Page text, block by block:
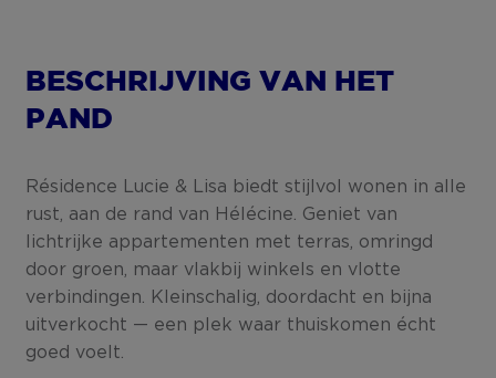
BESCHRIJVING VAN HET
PAND
Résidence Lucie & Lisa biedt stijlvol wonen in alle
rust, aan de rand van Hélécine. Geniet van
lichtrijke appartementen met terras, omringd
door groen, maar vlakbij winkels en vlotte
verbindingen. Kleinschalig, doordacht en bijna
uitverkocht — een plek waar thuiskomen écht
goed voelt.